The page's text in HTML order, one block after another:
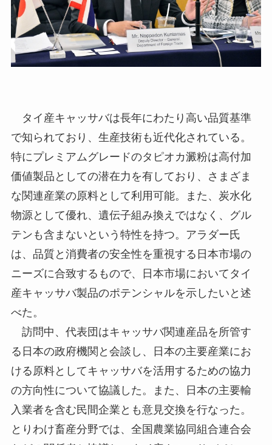
タイ産キャッサバは長年にわたり高い品質基準
で知られており、生産技術も近代化されている。
特にプレミアムグレードのタピオカ澱粉は高付加
価値製品としての潜在力を有しており、さまざま
な関連産業の原料として利用可能。また、炭水化
物源として優れ、遺伝子組み換えではなく、グル
テンも含まないという特性を持つ。アラダー氏
は、品質と消費者の安全性を重視する日本市場の
ニーズに合致するもので、日本市場においてタイ
産キャッサバ製品のポテンシャルを示したいと述
べた。
訪問中、代表団はキャッサバ関連産品を所管す
る日本の政府機関と会談し、日本の主要産業にお
ける原料としてキャッサバを活用するための協力
の方向性について協議した。また、日本の主要輸
入業者を含む民間企業とも意見交換を行なった。
とりわけ畜産分野では、全国農業協同組合連合会